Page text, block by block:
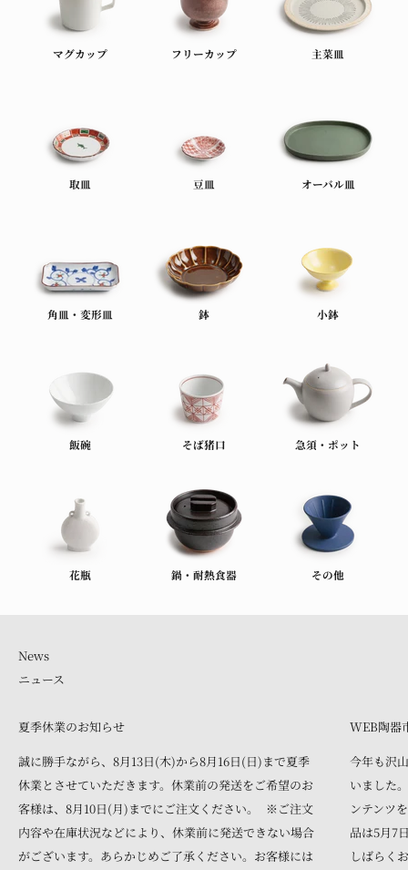
マグカップ フリーカップ 主菜皿
取皿 豆皿 オーバル皿
角皿・変形皿 鉢 小鉢
飯碗 そば猪口 急須・ポット
花瓶 鍋・耐熱食器 その他
ニュース
夏季休業のお知らせ
誠に勝手ながら、8月13日(木)から8月16日(日)まで夏季
休業とさせていただきます。休業前の発送をご希望のお
客様は、8月10日(月)までにご注文ください。 ※ご注文
内容や在庫状況などにより、休業前に発送できない場合
がございます。あらかじめご了承ください。お客様には
WEB陶器
今年も沢
いました
ンテンツ
品は5月7
しばらく